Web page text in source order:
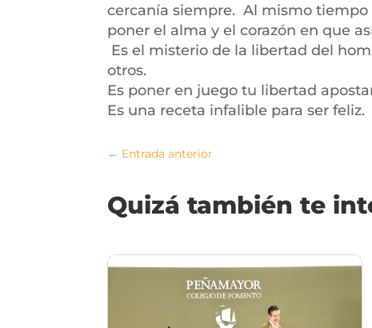
cercanía siempre. Al mismo tiempo
poner el alma y el corazón en que
Es el misterio de la libertad del
otros.
Es poner en juego tu libertad
Es una receta infalible para ser feliz.
← Entrada anterior
Quizá también te